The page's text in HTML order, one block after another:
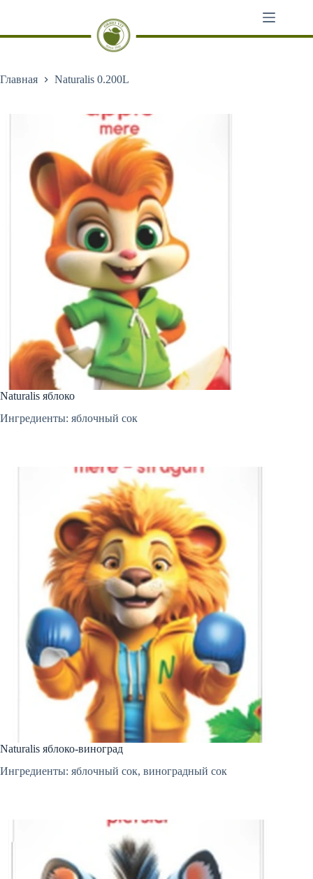
Главная Naturalis 0.200L
Naturalis яблоко
Ингредиенты: яблочный сок
Naturalis яблоко-виноград
Ингредиенты: яблочный сок, виноградный сок